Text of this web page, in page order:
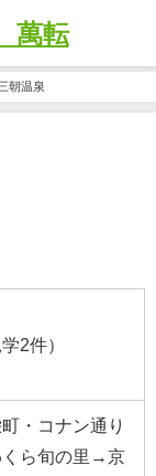
萬転
朝温泉
2件）
・コナン通り
ら旬の里→京